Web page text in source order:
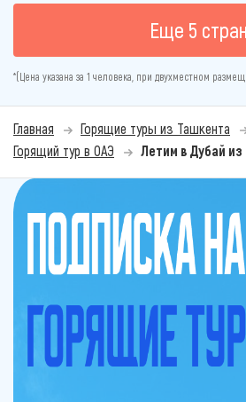
Еще 5 стран
*(Цена указана за 1 человека, при двухместном
Главная
Горящие туры из Ташкента
Горящий тур в ОАЭ
Летим в Дубай